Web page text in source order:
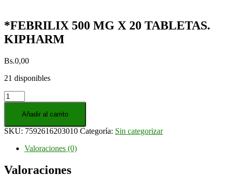
*FEBRILIX 500 MG X 20 TABLETAS.
KIPHARM
Bs.0,00
21 disponibles
*FEBRILIX
500
20
KIPHARM
Añadir al carrito
SKU: 7592616203010 Categoría: Sin categorizar
Valoraciones (0)
Valoraciones